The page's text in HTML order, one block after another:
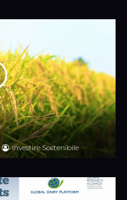
Investire Sostenibile